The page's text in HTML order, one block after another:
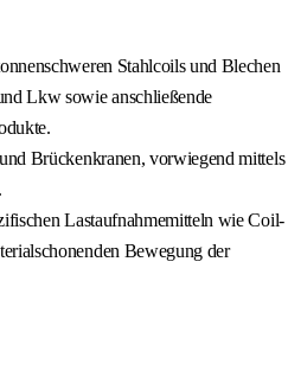
Stahlcoils und Blechen
Lkw sowie anschließende
Brückenkranen, vorwiegend mittels
Lastaufnahmemitteln wie Coil-
Bewegung der